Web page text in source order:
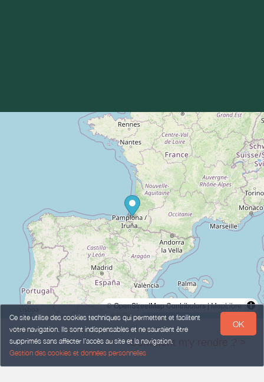
Ce site utilise des cookies techniques qui permettent et facilitent
votre navigation. Ils sont indispensables et ne sauraient être
supprimés sans affecter l’accès au site et la navigation.
Gestion des cookies et données personnelles
OK
© OpenStreetMap Contributors |MapLibre
Comment m'y rendre ? >